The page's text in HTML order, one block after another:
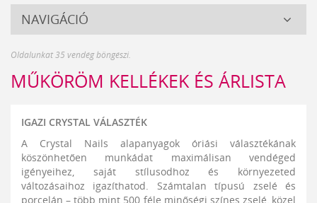
Crystal
NAVIGÁCIÓ
Oldalunkat 35 vendég böngészi.
MŰKÖRÖM KELLÉKEK ÉS ÁRLISTA
IGAZI CRYSTAL VÁLASZTÉK
A Crystal Nails alapanyagok óriási választékának
köszönhetően munkádat maximálisan vendéged
igényeihez, saját stílusodhoz és környezeted
változásaihoz igazíthatod. Számtalan típusú zselé és
porcelán – több mint 500 féle minőségi színes zselé, közel